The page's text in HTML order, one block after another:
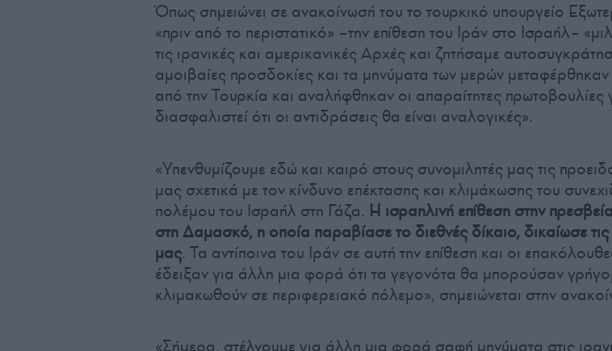
Όπως σημειώνει σε ανακοίνωσή του το τουρκικό υπουργείο
«πριν από το περιστατικό» –την επίθεση του Ιράν στο Ισραήλ–
τις ιρανικές και αμερικανικές Αρχές και ζητήσαμε
αμοιβαίες προσδοκίες και τα μηνύματα των μερών μεταφέρθηκαν
από την Τουρκία και αναλήφθηκαν οι απαραίτητες πρωτοβουλίες
διασφαλιστεί ότι οι αντιδράσεις θα είναι αναλογικές».
«Υπενθυμίζουμε εδώ και καιρό στους συνομιλητές μας τις
μας σχετικά με τον κίνδυνο επέκτασης και κλιμάκωσης του
πολέμου του Ισραήλ στη Γάζα. Η ισραηλινή επίθεση στην
στη Δαμασκό, η οποία παραβίασε το διεθνές δίκαιο, δικαίωσε
μας. Τα αντίποινα του Ιράν σε αυτή την επίθεση και οι
έδειξαν για άλλη μια φορά ότι τα γεγονότα θα μπορούσαν
κλιμακωθούν σε περιφερειακό πόλεμο», σημειώνεται στην
«Σήμερα, στέλνουμε για άλλη μια φορά σαφή μηνύματα στις